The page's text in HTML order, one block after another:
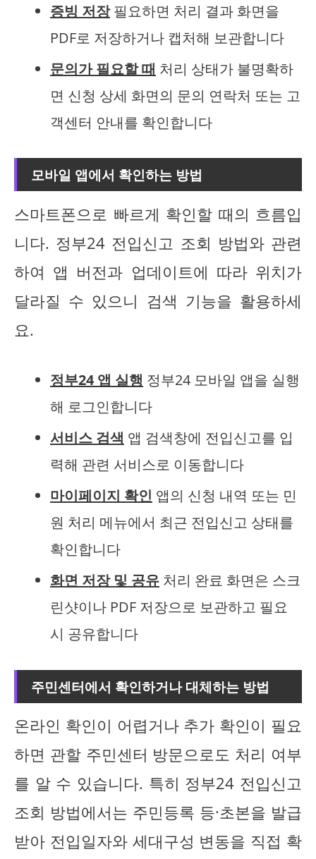
증빙 저장필요하면 처리 결과 화면을
PDF로 저장하거나 캡처해 보관합니다
문의가 필요할 때 처리 상태가 불명확하
면 신청 상세 화면의 문의 연락처 또는 고
객센터 안내를 확인합니다
모바일 앱에서 확인하는 방법
스마트폰으로 빠르게 확인할 때의 흐름입
니다. 정부24 전입신고 조회 방법와 관련
하여 앱 버전과 업데이트에 따라 위치가
달라질 수 있으니 검색 기능을 활용하세
요.
정부24 앱 실행 정부24 모바일 앱을 실행
해 로그인합니다
서비스 검색 앱 검색창에 전입신고를 입
력해 관련 서비스로 이동합니다
마이페이지 확인 앱의 신청 내역 또는 민
원 처리 메뉴에서 최근 전입신고 상태를
확인합니다
화면 저장 및 공유 처리 완료 화면은 스크
린샷이나 PDF 저장으로 보관하고 필요
시 공유합니다
주민센터에서 확인하거나 대체하는 방법
온라인 확인이 어렵거나 추가 확인이 필요
하면 관할 주민센터 방문으로도 처리 여부
를 알 수 있습니다. 특히 정부24 전입신고
조회 방법에서는 주민등록 등·초본을 발급
받아 전입일자와 세대구성 변동을 직접 확